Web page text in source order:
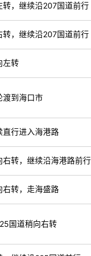
转，继续沿207国道前行
转，继续沿207国道前行
左转
渡到海口市
直行进入海港路
右转，继续沿海港路前行
右转，走海盛路
国道稍向右转